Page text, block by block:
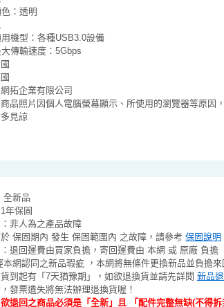
：透明
機型：各種USB3.0設備
傳輸速度：5Gbps
拓企業有限公司
品照片因個人電腦螢幕顯示、所使用的瀏覽器等原因
見諒
全新品
年保固
非人為之產品故障
保固期內 發生 保固範圍內 之故障，請參考 保固說明
退回運費由買家負擔，寄回運費由 本網 或 原廠 負擔
本網認同之新品瑕疵 ，本網將無條件更換新品並負擔來
到起有「7天猶豫期」，如欲退換貨並請先詳閱 新品
發票遺失將無法辦理退換貨喔！
退回之商品必須是「全新」且 「配件完整無缺(不得